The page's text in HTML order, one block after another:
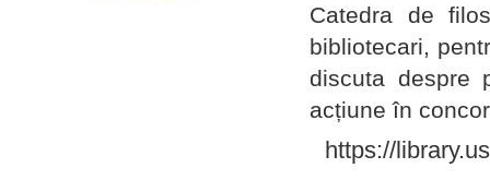
Catedra de
bibliotecari,
discuta despre
acțiune în
https://